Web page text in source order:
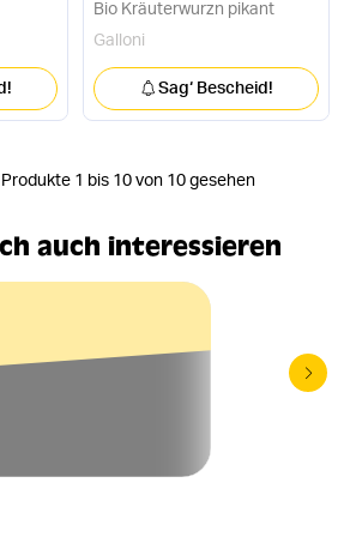
Bio Kräuterwurzn pikant
Galloni
Sag‘ Bescheid!
1 bis 10 von 10 gesehen
auch interessieren